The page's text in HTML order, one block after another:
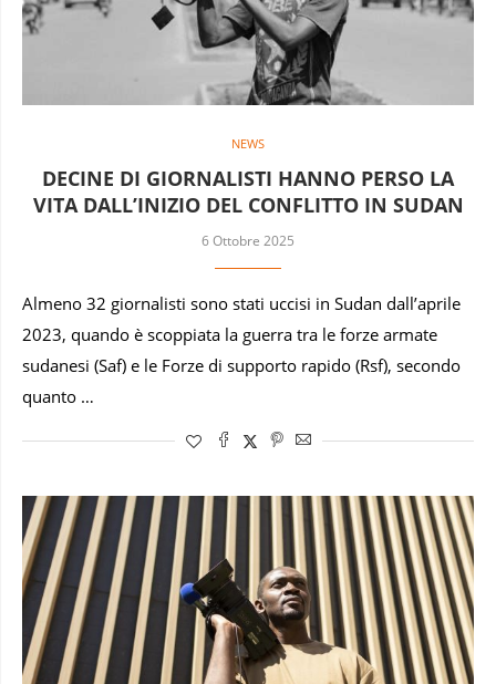
NEWS
DECINE DI GIORNALISTI HANNO PERSO LA
VITA DALL’INIZIO DEL CONFLITTO IN SUDAN
6 Ottobre 2025
Almeno 32 giornalisti sono stati uccisi in Sudan dall’aprile
2023, quando è scoppiata la guerra tra le forze armate
sudanesi (Saf) e le Forze di supporto rapido (Rsf), secondo
quanto …